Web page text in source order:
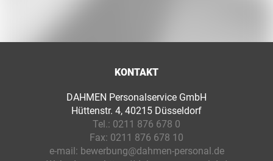
KONTAKT
DAHMEN Personalservice GmbH
Hüttenstr. 4, 40215 Düsseldorf
Tel.: 0211 876 678 0
Fax: 0211 876 678 10
e-mail: bewerbung@dahmen-personal.de